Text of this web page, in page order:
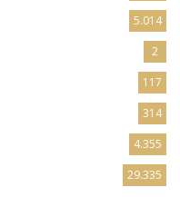
5.014
2
117
314
4.355
29.335